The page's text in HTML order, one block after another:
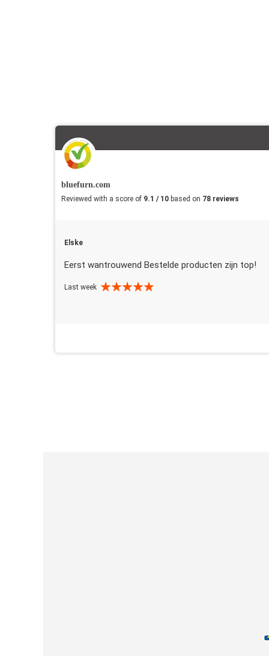
bluefurn.com
Reviewed with a score of 9.1 / 10 based on 78 reviews
Elske
Eerst wantrouwend Bestelde producten zijn top!
Last week